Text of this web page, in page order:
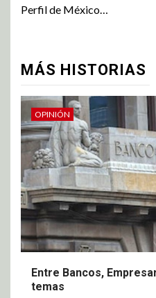
Perfil de México…
MÁS HISTORIAS
OPINIÓN
Entre Bancos,
temas